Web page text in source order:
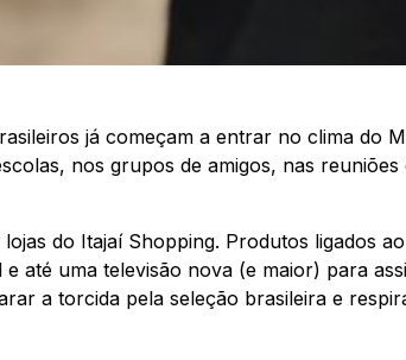
já começam a entrar no clima do
nos grupos de amigos, nas reuniões
do Itajaí Shopping. Produtos ligados
até uma televisão nova (e maior) para
a torcida pela seleção brasileira e